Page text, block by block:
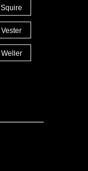
Squire
Vester
Weller